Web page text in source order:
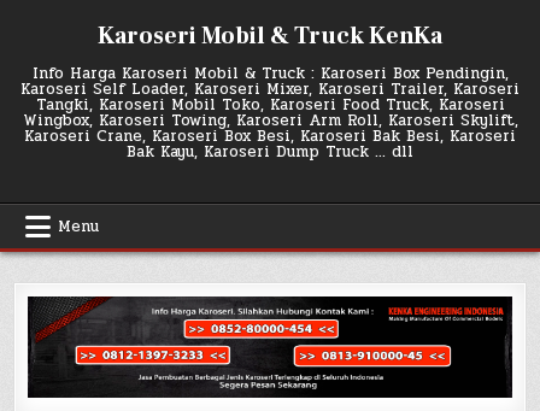
Karoseri Mobil & Truck KenKa
Info Harga Karoseri Mobil & Truck : Karoseri Box Pendingin,
Karoseri Self Loader, Karoseri Mixer, Karoseri Trailer, Karoseri
Tangki, Karoseri Mobil Toko, Karoseri Food Truck, Karoseri
Wingbox, Karoseri Towing, Karoseri Arm Roll, Karoseri Skylift,
Karoseri Crane, Karoseri Box Besi, Karoseri Bak Besi, Karoseri
Bak Kayu, Karoseri Dump Truck … dll
Menu